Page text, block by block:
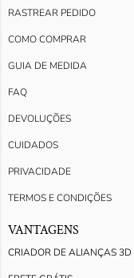
RASTREAR PEDIDO
COMO COMPRAR
GUIA DE MEDIDA
FAQ
DEVOLUÇÕES
CUIDADOS
PRIVACIDADE
TERMOS E CONDIÇÕES
VANTAGENS
CRIADOR DE ALIANÇAS 3D